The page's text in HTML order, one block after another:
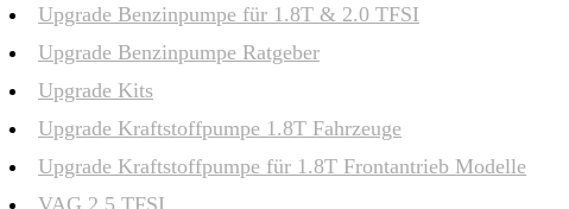
Upgrade Benzinpumpe für 1.8T & 2.0 TFSI
Upgrade Benzinpumpe Ratgeber
Upgrade Kits
Upgrade Kraftstoffpumpe 1.8T Fahrzeuge
Upgrade Kraftstoffpumpe für 1.8T Frontantrieb Modelle
VAG 2.5 TFSI